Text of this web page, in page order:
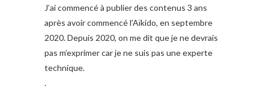
J’ai commencé à publier des contenus 3 ans
après avoir commencé l’Aïkido, en septembre
2020. Depuis 2020, on me dit que je ne devrais
pas m’exprimer car je ne suis pas une experte
technique.
.